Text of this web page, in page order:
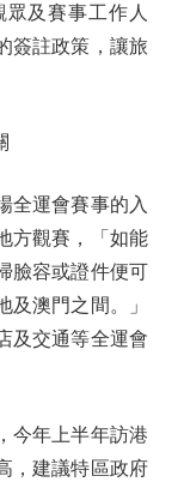
及賽事工作人
簽註政策，讓旅
運會賽事的入
方觀賽，「如能
臉容或證件便可
澳門之間。」
及交通等全運會
年上半年訪港
，建議特區政府